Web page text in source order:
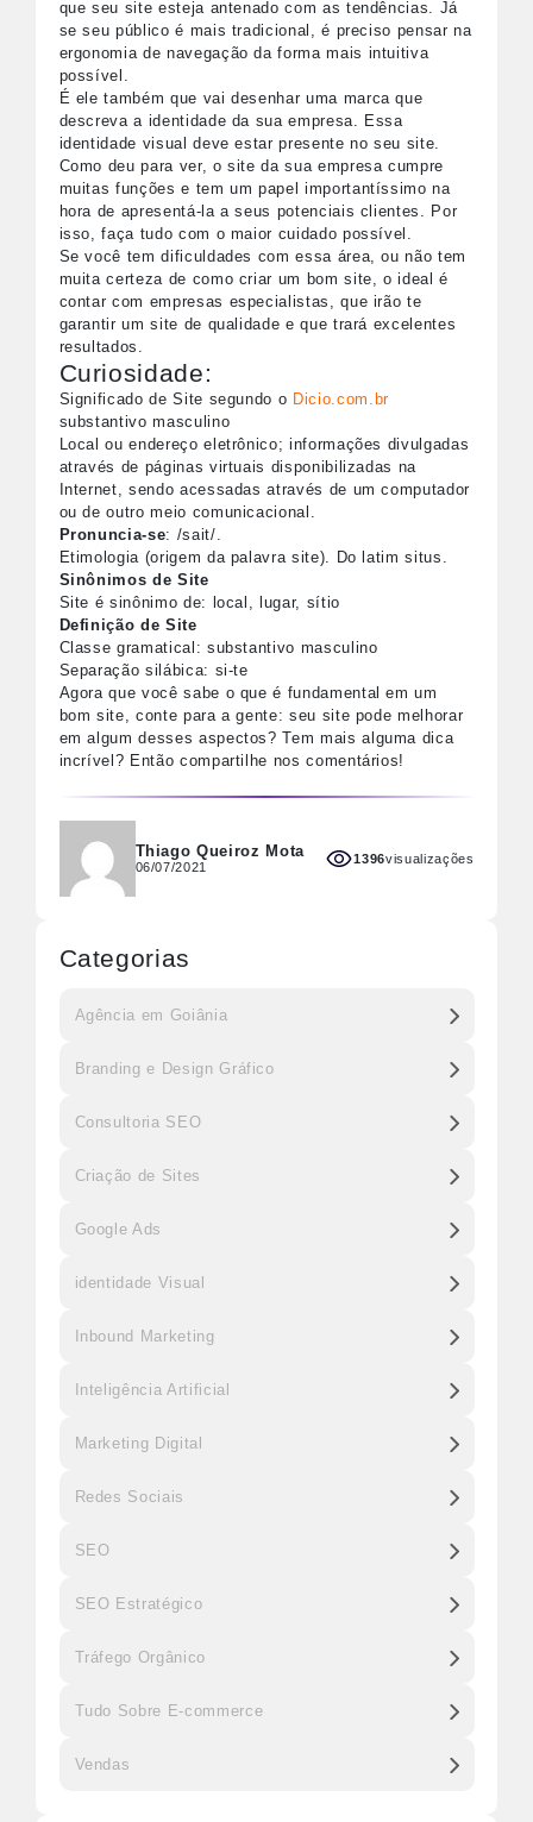
Categorias
Agência em Goiânia
Branding e Design Gráfico
Consultoria SEO
Criação de Sites
Google Ads
identidade Visual
Inbound Marketing
Inteligência Artificial
Marketing Digital
Redes Sociais
SEO
SEO Estratégico
Tráfego Orgânico
Tudo Sobre E-commerce
Vendas
que seu site esteja antenado com as tendências. Já
se seu público é mais tradicional, é preciso pensar na
ergonomia de navegação da forma mais intuitiva
possível.
É ele também que vai desenhar uma marca que
descreva a identidade da sua empresa. Essa
identidade visual deve estar presente no seu site.
Como deu para ver, o site da sua empresa cumpre
muitas funções e tem um papel importantíssimo na
hora de apresentá-la a seus potenciais clientes. Por
isso, faça tudo com o maior cuidado possível.
Se você tem dificuldades com essa área, ou não tem
muita certeza de como criar um bom site, o ideal é
contar com empresas especialistas, que irão te
garantir um site de qualidade e que trará excelentes
resultados.
Curiosidade:
Significado de Site segundo o Dicio.com.br
substantivo masculino
Local ou endereço eletrônico; informações divulgadas
através de páginas virtuais disponibilizadas na
Internet, sendo acessadas através de um computador
ou de outro meio comunicacional.
Pronuncia-se: /sait/.
Etimologia (origem da palavra site). Do latim situs.
Sinônimos de Site
Site é sinônimo de: local, lugar, sítio
Definição de Site
Classe gramatical: substantivo masculino
Separação silábica: si-te
Agora que você sabe o que é fundamental em um
bom site, conte para a gente: seu site pode melhorar
em algum desses aspectos? Tem mais alguma dica
incrível? Então compartilhe nos comentários!
Thiago Queiroz Mota
06/07/2021
1396visualizações